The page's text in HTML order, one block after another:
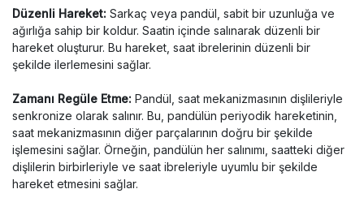
Düzenli Hareket: Sarkaç veya pandül, sabit bir uzunluğa ve
ağırlığa sahip bir koldur. Saatin içinde salınarak düzenli bir
hareket oluşturur. Bu hareket, saat ibrelerinin düzenli bir
şekilde ilerlemesini sağlar.
Zamanı Regüle Etme: Pandül, saat mekanizmasının dişlileriyle
senkronize olarak salınır. Bu, pandülün periyodik hareketinin,
saat mekanizmasının diğer parçalarının doğru bir şekilde
işlemesini sağlar. Örneğin, pandülün her salınımı, saatteki diğer
dişlilerin birbirleriyle ve saat ibreleriyle uyumlu bir şekilde
hareket etmesini sağlar.